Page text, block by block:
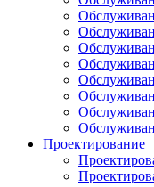
Проектирование